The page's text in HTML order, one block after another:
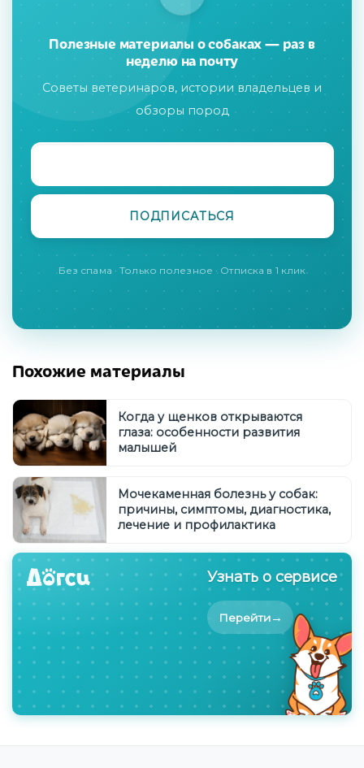
Полезные материалы о собаках — раз в
неделю на почту
Советы ветеринаров, истории владельцев и
обзоры пород
Без спама · Только полезное · Отписка в 1 клик
Похожие материалы
Когда у щенков открываются
глаза: особенности развития
малышей
Мочекаменная болезнь у собак:
причины, симптомы, диагностика,
лечение и профилактика
Узнать о сервисе
Перейти→